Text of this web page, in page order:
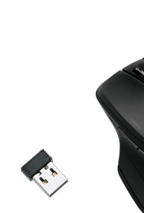
手にフィットするカー
メーカー希望小売価格：
¥6,580+ 税